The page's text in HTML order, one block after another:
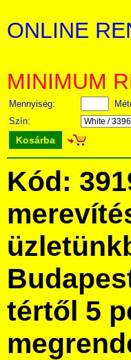
ONLINE
MINIMUM
Mennyiség:
Szín:
Kosárba
Kód:
tértől 5